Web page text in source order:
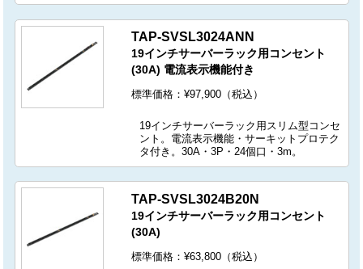
TAP-SVSL3024ANN
19インチサーバーラック用コンセント
(30A) 電流表示機能付き
標準価格：¥97,900（税込）
19インチサーバーラック用スリム型コンセ
ント。電流表示機能・サーキットプロテク
タ付き。30A・3P・24個口・3m。
TAP-SVSL3024B20N
19インチサーバーラック用コンセント
(30A)
標準価格：¥63,800（税込）